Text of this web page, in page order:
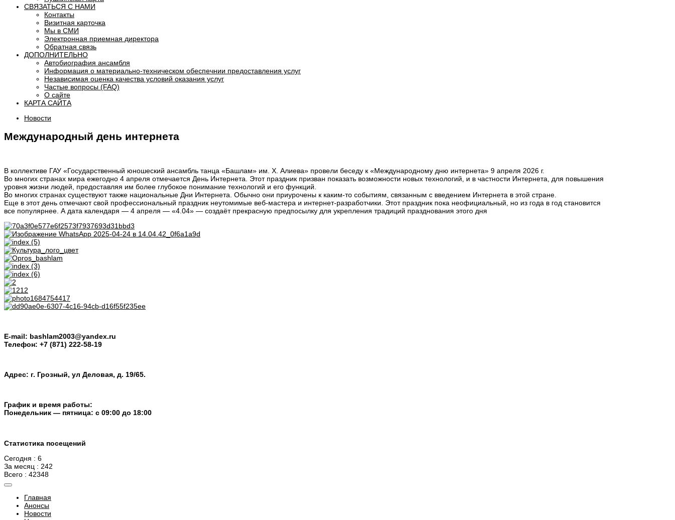
СВЯЗАТЬСЯ С НАМИ
Контакты
Визитная карточка
Мы в СМИ
Электронная приемная директора
Обратная связь
ДОПОЛНИТЕЛЬНО
Автобиография ансамбля
Информация о материально-техническом обеспечнии предоставления услуг
Независимая оценка качества условий оказания услуг
Частые вопросы (FAQ)
О сайте
КАРТА САЙТА
Новости
Международный день интернета
В коллективе ГАУ «Государственный юношеский ансамбль танца «Башлам» им. Х. Алиева» провели беседу к «Международному дню интернета» 9 апреля 2026 г.
Во многих странах мира ежегодно 4 апреля отмечается День Интернета. Этот праздник призван показать возможности новых технологий, и в частности Интернета, для повышения
уровня жизни людей, предоставляя им более глубокое понимание технологий и его функций.
Во многих странах существуют также национальные Дни Интернета. Обычно они приурочены к каким-то событиям, связанным с введением Интернета в этой стране.
Еще в этот день отмечают свой профессиональный праздник неутомимые веб-мастера и интернет-разработчики. Этот праздник пока неофициальный, но из года в год становится
все популярнее. А дата календаря — 4 апреля — «4.04» — создаёт прекрасную предпосылку для укрепления традиций празднования этого дня
E-mail: bashlam2003@yandex.ru
Телефон: +7 (871) 222-58-19
Адрес: г. Грозный, ул Деловая, д. 19/65.
График и время работы:
Понедельник — пятница: с 09:00 до 18:00
Статистика посещений
Сегодня : 6
За месяц : 242
Всего : 42348
Главная
Анонсы
Новости